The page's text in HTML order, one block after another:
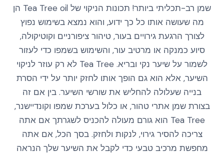
שמן רב-תכליתי ביותר! תכונות הניקוי של Tea Tree oil הן
מה שעושה אותו כל כך ידוע, והוא נמצא בשימוש נפוץ
לצורך הרגעת גירויים בעור, טיהור ציפורניים וקוטיקולה,
סיוע כמנקה או מרטיב עור, והשימוש בשמפו כדי לעזור
לשמור על שיער נקי ובריא. Tea Tree לא רק עוזר לניקוי
השיער, אלא הוא גם הופך אותו לחזק יותר על ידי הסרת
בנייה שעלולה להחליש את שורשי השיער. בין אם זה
בצורת שמן אתרי טהור, או כלול בערכת שמפו וקונדיישנר,
Tea Tree הוא גורם מעולה להכניס לשגרתך אם אתה
צריכה להסיר גירוי, לנקות ולחזק. בסך הכל, אם אתה
מחפשת מרכיב טבעי כדי לקבל את השיער שלך הנראה